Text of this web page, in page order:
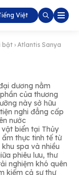
Việt
bật › Atlantis Sanya
dương nằm
của thương
này sở hữu
nghi đẳng cấp
nước
biển tại Thủy
thực tinh tế từ
spa và nhiều
phiêu lưu, thư
nghiệm khó quên
kiếm cả sự thư